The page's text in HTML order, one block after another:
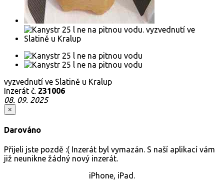
vyzvednutí ve Slatině u Kralup
Inzerát č. 231006
08. 09. 2025
×
Darováno
Přijeli jste pozdě :( Inzerát byl vymazán. S naší aplikací vám
již neunikne žádný nový inzerát.
iPhone, iPad.